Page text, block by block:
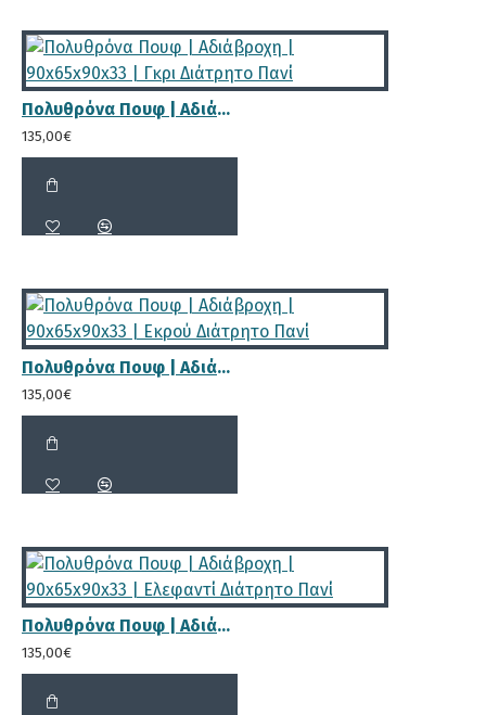
Πολυθρόνα Πουφ | Αδιάβροχη | 90x65x90x33 | Γκρι Διάτρητο Πανί
135,00€
Πολυθρόνα Πουφ | Αδιάβροχη | 90x65x90x33 | Εκρού Διάτρητο Πανί
135,00€
Πολυθρόνα Πουφ | Αδιάβροχη | 90x65x90x33 | Ελεφαντί Διάτρητο Πανί
135,00€